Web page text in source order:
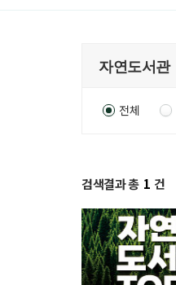
전체
검색결과 총 1 건